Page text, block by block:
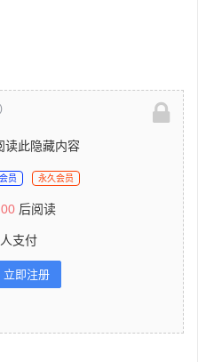
读此隐藏内容
员 永久会员
后阅读
人支付
立即注册